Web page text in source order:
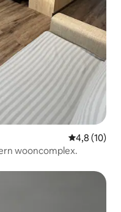
4,8 (10)
wooncomplex.